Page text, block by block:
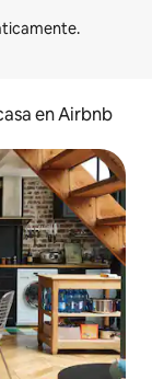
en Airbnb